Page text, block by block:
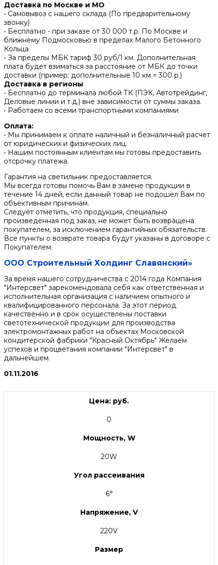
Доставка по Москве и МО
• Самовывоз с нашего склада (По предварительному
звонку)
• Бесплатно - при заказе от 30 000 т.р. По Москве и
ближнему Подмосковью в пределах Малого Бетонного
Кольца
• За пределы МБК тариф 30 руб/1 км. Дополнительная
плата будет взиматься за расстояние от МБК до точки
доставки (пример: дополнительные 10 км = 300 р.)
Доставка в регионы
• Бесплатно до терминала любой ТК (ПЭК, Автотрейдинг,
Деловые линии и т.д.) вне зависимости от суммы заказа.
• Работаем со всеми транспортными компаниями
Оплата:
• Мы принимаем к оплате наличный и безналичный расчет
от юридических и физических лиц.
• Нашим постоянным клиентам мы готовы предоставить
отсрочку платежа.
Гарантия на светильник предоставляется.
Мы всегда готовы помочь Вам в замене продукции в
течение 14 дней, если данный товар не подошел Вам по
объективным причинам.
Следует отметить, что продукция, специально
произведенная под заказ, не может быть возвращена
покупателем, за исключением гарантийных обязательств.
Все пункты о возврате товара будут указаны в договоре с
Покупателем.
ООО Строительный Холдинг Славянский»
За время нашего сотрудничества с 2014 года Компания
"Интерсвет" зарекомендовала себя как ответственная и
исполнительная организация с наличием опытного и
квалифицированного персонала. За этот период
качественно и в срок осуществлены поставки
светотехнической продукции для производства
электромонтажных работ на объектах Московской
кондитерской фабрики "Красный Октябрь" Желаем
успехов и процветания компании "Интерсвет" в
дальнейшем.
01.11.2016
Цена: руб.
0
Мощность, W
20W
Угол рассеивания
6°
Напряжение, V
220V
Размер